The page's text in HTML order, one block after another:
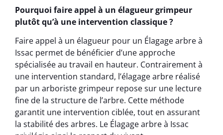
Pourquoi faire appel à un élagueur grimpeur
plutôt qu’à une intervention classique ?
Faire appel à un élagueur pour un Élagage arbre à
Issac permet de bénéficier d’une approche
spécialisée au travail en hauteur. Contrairement à
une intervention standard, l’élagage arbre réalisé
par un arboriste grimpeur repose sur une lecture
fine de la structure de l’arbre. Cette méthode
garantit une intervention ciblée, tout en assurant
la stabilité des arbres. Le Élagage arbre à Issac